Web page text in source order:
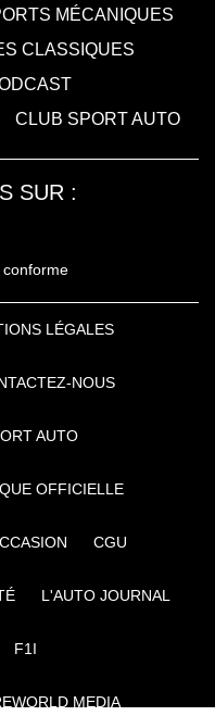
MÉCANIQUES
CLASSIQUES
CLUB SPORT AUTO
SUR :
LÉGALES
NOUS
AUTO
OFFICIELLE
CGU
L'AUTO JOURNAL
F1I
MEDIA